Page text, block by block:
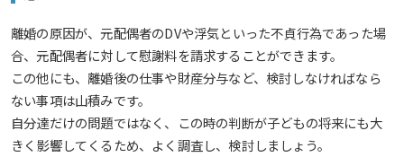
離婚の原因が、元配偶者のDVや浮気といった不貞行為であった場
合、元配偶者に対して慰謝料を請求することができます。
この他にも、離婚後の仕事や財産分与など、検討しなければなら
ない事項は山積みです。
自分達だけの問題ではなく、この時の判断が子どもの将来にも大
きく影響してくるため、よく調査し、検討しましょう。